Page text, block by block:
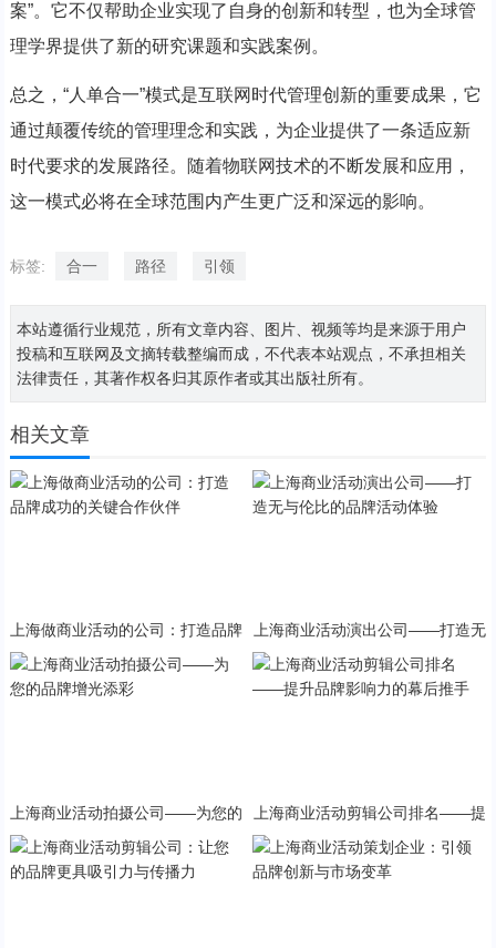
案”。它不仅帮助企业实现了自身的创新和转型，也为全球管
理学界提供了新的研究课题和实践案例。
总之，“人单合一”模式是互联网时代管理创新的重要成果，它
通过颠覆传统的管理理念和实践，为企业提供了一条适应新
时代要求的发展路径。随着物联网技术的不断发展和应用，
这一模式必将在全球范围内产生更广泛和深远的影响。
标签: 合一 路径 引领
本站遵循行业规范，所有文章内容、图片、视频等均是来源于用户
投稿和互联网及文摘转载整编而成，不代表本站观点，不承担相关
法律责任，其著作权各归其原作者或其出版社所有。
相关文章
上海做商业活动的公司：打造品牌
成功的关键合作伙伴
上海商业活动演出公司——打造无
与伦比的品牌活动体验
上海商业活动拍摄公司——为您的
上海商业活动剪辑公司排名——提